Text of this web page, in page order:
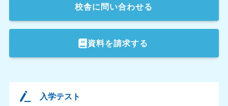
校舎に問い合わせる
資料を請求する
入学テスト